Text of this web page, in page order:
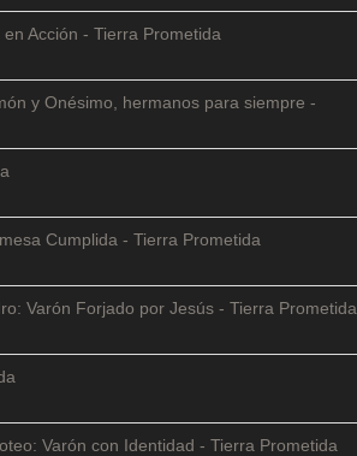
Acción - Tierra Prometida
y Onésimo, hermanos para siempre -
Cumplida - Tierra Prometida
Varón Forjado por Jesús - Tierra Prometida
Varón con Identidad - Tierra Prometida